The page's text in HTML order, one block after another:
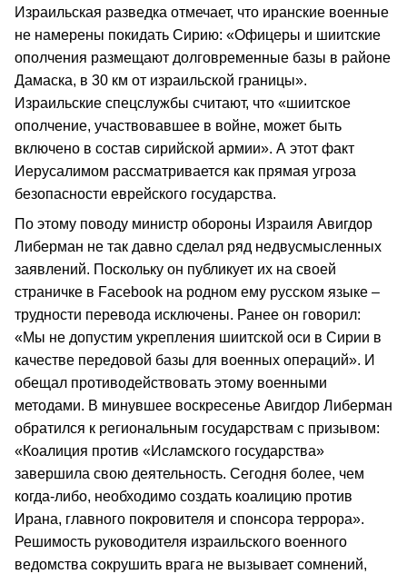
Израильская разведка отмечает, что иранские военные
не намерены покидать Сирию: «Офицеры и шиитские
ополчения размещают долговременные базы в районе
Дамаска, в 30 км от израильской границы».
Израильские спецслужбы считают, что «шиитское
ополчение, участвовавшее в войне, может быть
включено в состав сирийской армии». А этот факт
Иерусалимом рассматривается как прямая угроза
безопасности еврейского государства.
По этому поводу министр обороны Израиля Авигдор
Либерман не так давно сделал ряд недвусмысленных
заявлений. Поскольку он публикует их на своей
страничке в Facebook на родном ему русском языке –
трудности перевода исключены. Ранее он говорил:
«Мы не допустим укрепления шиитской оси в Сирии в
качестве передовой базы для военных операций». И
обещал противодействовать этому военными
методами. В минувшее воскресенье Авигдор Либерман
обратился к региональным государствам с призывом:
«Коалиция против «Исламского государства»
завершила свою деятельность. Сегодня более, чем
когда-либо, необходимо создать коалицию против
Ирана, главного покровителя и спонсора террора».
Решимость руководителя израильского военного
ведомства сокрушить врага не вызывает сомнений,